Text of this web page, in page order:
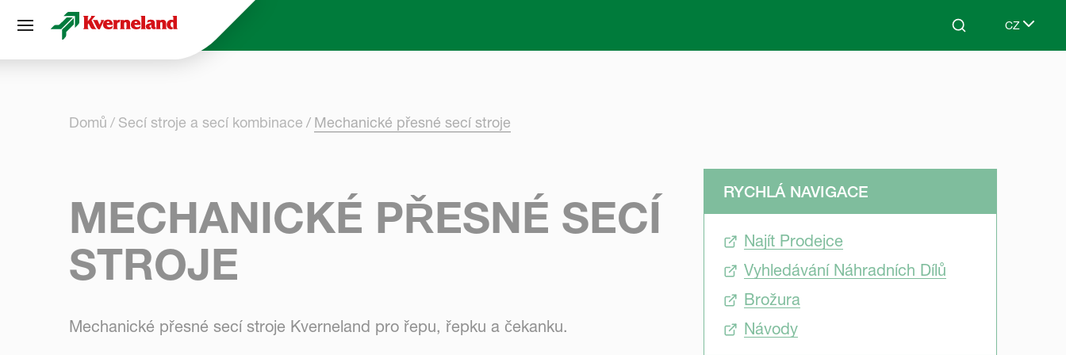
Search CZ
Select
Domů Secí stroje a secí kombinace Mechanické přesné secí stroje
MECHANICKÉ PŘESNÉ SECÍ
STROJE
Mechanické přesné secí stroje Kverneland pro řepu, řepku a čekanku.
RYCHLÁ NAVIGACE
Najít Prodejce
Vyhledávání Náhradních Dílů
Brožura
Návody
Panel pro správu cookies